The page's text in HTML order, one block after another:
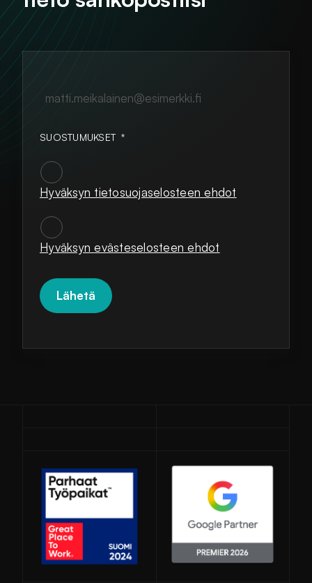
SUOSTUMUKSET *
Hyväksyn tietosuojaselosteen ehdot
SUOSTUMUKSET
Hyväksyn evästeselosteen ehdot